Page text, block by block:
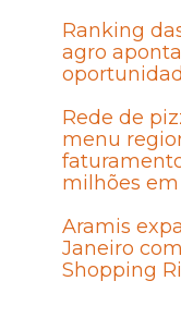
Ranking
agro
Rede de
menu
milhões
Aramis
Janeiro
Shopping